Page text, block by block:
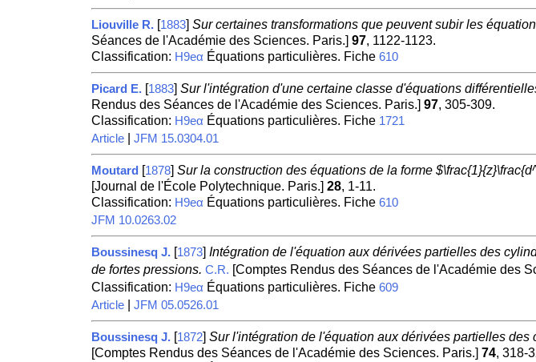
Liouville R. [1883] Sur certaines transformations que peuvent subir les
Séances de l'Académie des Sciences. Paris.] 97, 1122-1123.
Classification: H9eα Équations particulières. Fiche 610
Picard E. [1883] Sur l'intégration d'une certaine classe d'équations
Rendus des Séances de l'Académie des Sciences. Paris.] 97, 305-309.
Classification: H9eα Équations particulières. Fiche 1721
Article| JFM 15.0304.01
Moutard [1878] Sur la construction des équations de la forme
[Journal de l'École Polytechnique. Paris.] 28, 1-11.
Classification: H9eα Équations particulières. Fiche 610
JFM 10.0263.02
Boussinesq J. [1873] Intégration de l'équation aux dérivées partielles des
de fortes pressions. C.R. [Comptes Rendus des Séances de l'Académie des
Classification: H9eα Équations particulières. Fiche 609
Article| JFM 05.0526.01
Boussinesq J. [1872] Sur l'intégration de l'équation aux dérivées partielles
[Comptes Rendus des Séances de l'Académie des Sciences. Paris.] 74, 318-